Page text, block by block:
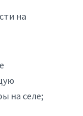
на
на селе;